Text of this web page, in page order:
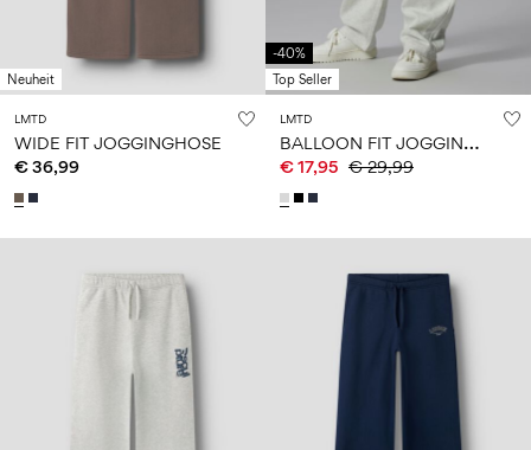
Neuheit
LMTD
WIDE FIT JOGGINGHOSE
€ 36,99
-40%
Top Seller
LMTD
B
ALLOON FIT JOGGINGHOSE
€ 17,95 € 29,99